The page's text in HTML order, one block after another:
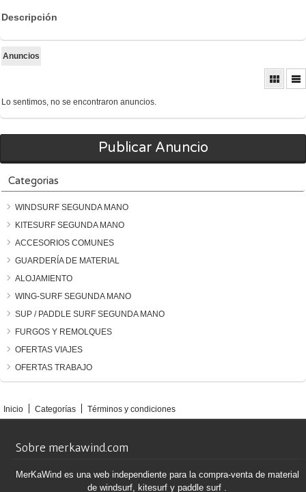
Descripción
Anuncios
Lo sentimos, no se encontraron anuncios.
Publicar Anuncio
Categorias
WINDSURF SEGUNDA MANO
KITESURF SEGUNDA MANO
ACCESORIOS COMUNES
GUARDERÍA DE MATERIAL
ALOJAMIENTO
WING-SURF SEGUNDA MANO
SUP / PADDLE SURF SEGUNDA MANO
FURGOS Y REMOLQUES
OFERTAS VIAJES
OFERTAS TRABAJO
Inicio Categorías Términos y condiciones
Sobre merkawind.com
MerKaWind es una web independiente para la compra-venta de material
de windsurf, kitesurf y paddle surf .